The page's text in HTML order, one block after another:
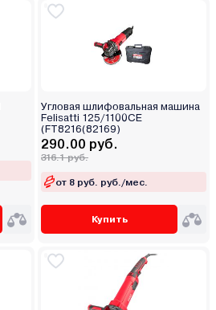
Угловая шлифовальная машина
Felisatti 125/1100CE
(FT8216(82169)
290.00 руб.
316.1 руб.
от 8 руб. руб./мес.
Купить